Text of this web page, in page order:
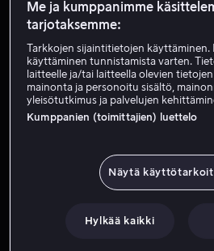
Alk. 3,99 €
Me ja kumppanimme
tarjotaksemme:
Tarkkojen sijaintitietojen
käyttäminen tunnistamista varten.
laitteelle ja/tai laitteella olevien
mainonta ja personoitu sisältö,
yleisötutkimus ja palvelujen
Kumppanien (toimittajien) luettelo
Näytä
Hylkää kaikki